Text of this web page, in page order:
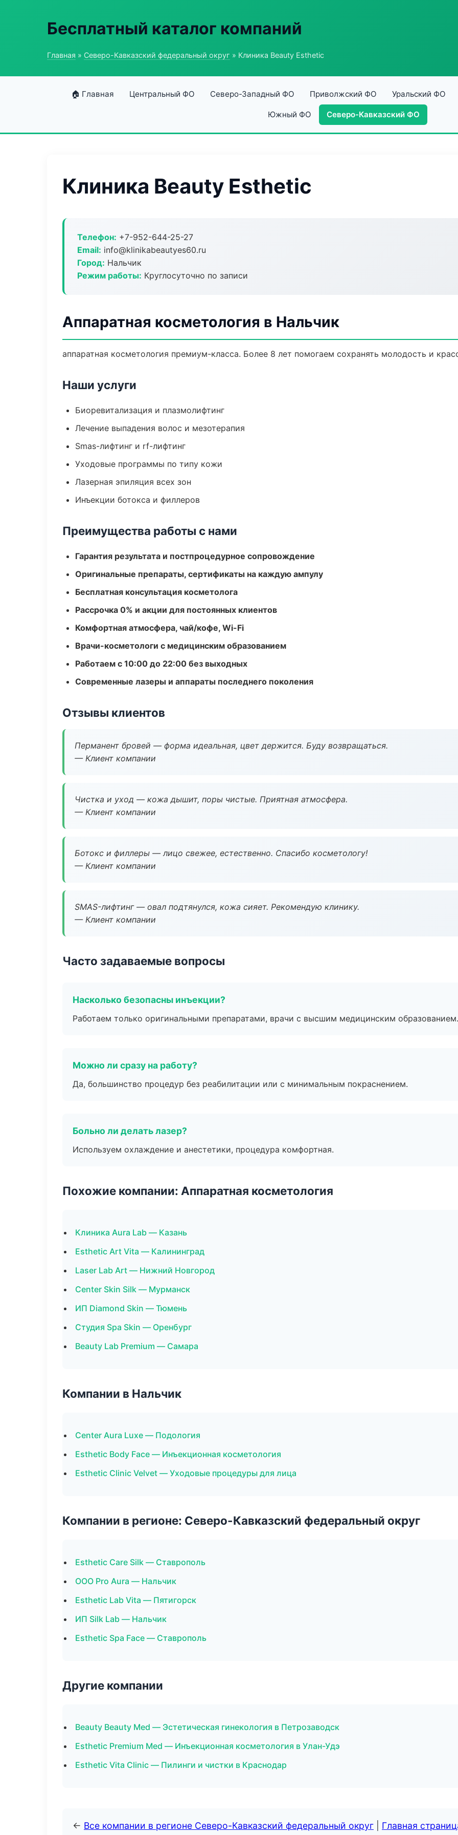
Бесплатный каталог компаний
Главная » Северо-Кавказский федеральный округ » Клиника Beauty Esthetic
🏠 Главная Центральный ФО Северо-Западный ФО Приволжский ФО Уральский ФО
Южный ФО Северо-Кавказский ФО
Клиника Beauty Esthetic
Телефон: +7-952-644-25-27
Email: info@klinikabeautyes60.ru
Город: Нальчик
Режим работы: Круглосуточно по записи
Аппаратная косметология в Нальчик
аппаратная косметология премиум-класса. Более 8 лет помогаем сохранять молодость и
Наши услуги
Биоревитализация и плазмолифтинг
Лечение выпадения волос и мезотерапия
Smas-лифтинг и rf-лифтинг
Уходовые программы по типу кожи
Лазерная эпиляция всех зон
Инъекции ботокса и филлеров
Преимущества работы с нами
Гарантия результата и постпроцедурное сопровождение
Оригинальные препараты, сертификаты на каждую ампулу
Бесплатная консультация косметолога
Рассрочка 0% и акции для постоянных клиентов
Комфортная атмосфера, чай/кофе, Wi-Fi
Врачи-косметологи с медицинским образованием
Работаем с 10:00 до 22:00 без выходных
Современные лазеры и аппараты последнего поколения
Отзывы клиентов
Перманент бровей — форма идеальная, цвет держится. Буду возвращаться.
— Клиент компании
Чистка и уход — кожа дышит, поры чистые. Приятная атмосфера.
— Клиент компании
Ботокс и филлеры — лицо свежее, естественно. Спасибо косметологу!
— Клиент компании
SMAS-лифтинг — овал подтянулся, кожа сияет. Рекомендую клинику.
— Клиент компании
Часто задаваемые вопросы
Насколько безопасны инъекции?
Работаем только оригинальными препаратами, врачи с высшим медицинским образованием.
Можно ли сразу на работу?
Да, большинство процедур без реабилитации или с минимальным покраснением.
Больно ли делать лазер?
Используем охлаждение и анестетики, процедура комфортная.
Похожие компании: Аппаратная косметология
Клиника Aura Lab — Казань
Esthetic Art Vita — Калининград
Laser Lab Art — Нижний Новгород
Center Skin Silk — Мурманск
ИП Diamond Skin — Тюмень
Студия Spa Skin — Оренбург
Beauty Lab Premium — Самара
Компании в Нальчик
Center Aura Luxe — Подология
Esthetic Body Face — Инъекционная косметология
Esthetic Clinic Velvet — Уходовые процедуры для лица
Компании в регионе: Северо-Кавказский федеральный округ
Esthetic Care Silk — Ставрополь
ООО Pro Aura — Нальчик
Esthetic Lab Vita — Пятигорск
ИП Silk Lab — Нальчик
Esthetic Spa Face — Ставрополь
Другие компании
Beauty Beauty Med — Эстетическая гинекология в Петрозаводск
Esthetic Premium Med — Инъекционная косметология в Улан-Удэ
Esthetic Vita Clinic — Пилинги и чистки в Краснодар
← Все компании в регионе Северо-Кавказский федеральный округ Главная